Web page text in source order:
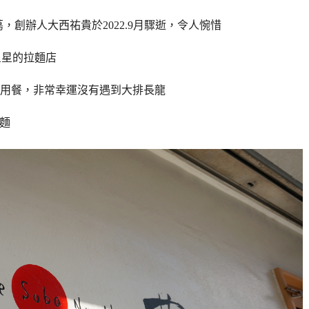
，創辦人大西祐貴於2022.9月驟逝，令人惋惜
的拉麵店
餐，非常幸運沒有遇到大排長龍